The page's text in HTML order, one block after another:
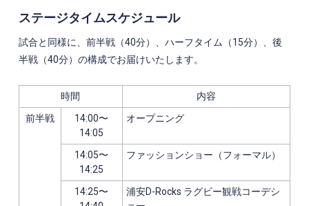
ステージタイムスケジュール
試合と同様に、前半戦（40分）、ハーフタイム（15分）、後
半戦（40分）の構成でお届けいたします。
時間
内容
前半戦
14:00〜
14:05
オープニング
14:05〜
14:25
ファッションショー（フォーマル）
14:25〜
浦安D-Rocks ラグビー観戦コーデシ